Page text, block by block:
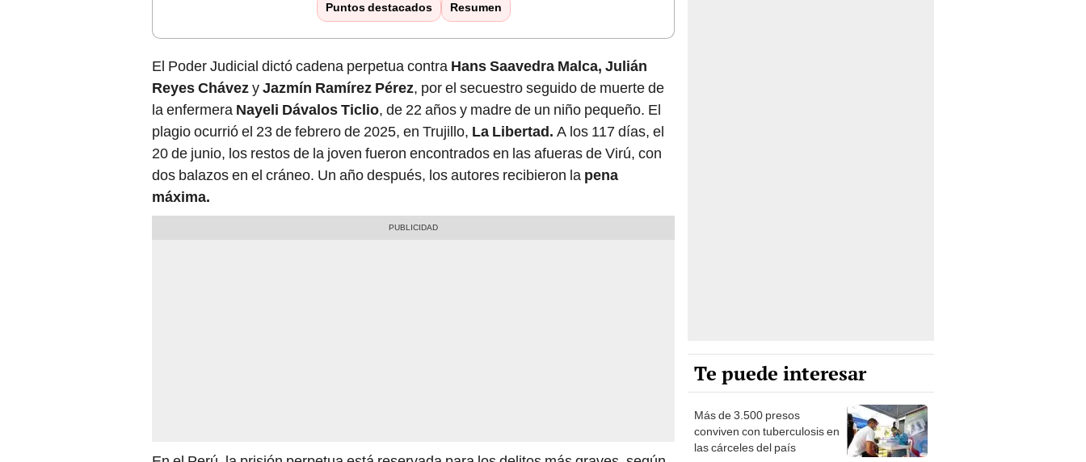
Puntos destacados Resumen
El Poder Judicial dictó cadena perpetua contra Hans Saavedra Malca, Julián
Reyes ChávezyJazmín Ramírez Pérez, por el secuestro seguido de muerte de
la enfermera Nayeli Dávalos Ticlio, de 22 años y madre de un niño pequeño. El
plagio ocurrió el 23 de febrero de 2025, en Trujillo, La Libertad. A los 117 días, el
20 de junio, los restos de la joven fueron encontrados en las afueras de Virú, con
dos balazos en el cráneo. Un año después, los autores recibieron la pena
máxima.
Te puede interesar
Más de 3.500 presos
conviven con tuberculosis en
las cárceles del país